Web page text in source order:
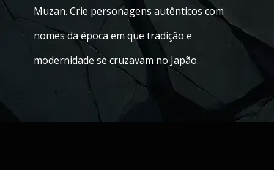
Muzan. Crie personagens autênticos com
nomes da época em que tradição e
modernidade se cruzavam no Japão.